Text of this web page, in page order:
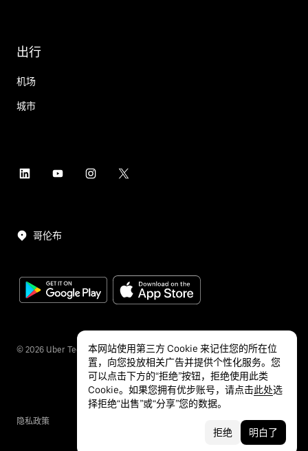
出行
机场
城市
哥伦布
© 2026 Uber Technologies Inc.
隐私政策
本网站使用第三方 Cookie 来记住您的所在位
置，向您投放相关广告并提供个性化服务。您
可以点击下方的“拒绝”按钮，拒绝使用此类
Cookie。如果您拥有优步账号，请点击此处选
择拒绝“出售”或“分享”您的数据。
拒绝 明白了